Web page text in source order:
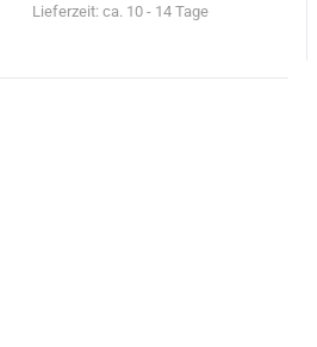
Lieferzeit: ca. 10 - 14 Tage